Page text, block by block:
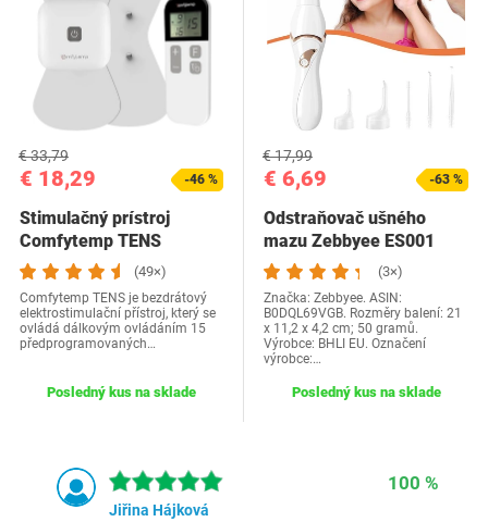
€ 18,29
€ 33,79
-46 %
Stimulačný prístroj
Comfytemp TENS
(49×)
Comfytemp TENS je bezdrátový
elektrostimulační přístroj, který se
ovládá dálkovým ovládáním 15
předprogramovaných…
Posledný kus na sklade
€ 6,69
€ 17,99
-63 %
Odstraňovač ušného
mazu Zebbyee ES001
(3×)
Značka: Zebbyee. ASIN:
B0DQL69VGB. Rozměry balení: 21
x 11,2 x 4,2 cm; 50 gramů.
Výrobce: BHLI EU. Označení
výrobce:…
Posledný kus na sklade
100 %
Jiřina Hájková